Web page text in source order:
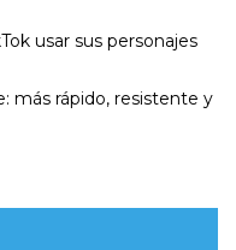
usar sus personajes
más rápido, resistente y